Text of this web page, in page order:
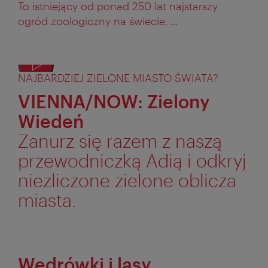
To istniejący od ponad 250 lat najstarszy
ogród zoologiczny na świecie, ...
NAJBARDZIEJ ZIELONE MIASTO ŚWIATA?
VIENNA/NOW: Zielony
Wiedeń
Zanurz się razem z naszą
przewodniczką Adią i odkryj
niezliczone zielone oblicza
miasta.